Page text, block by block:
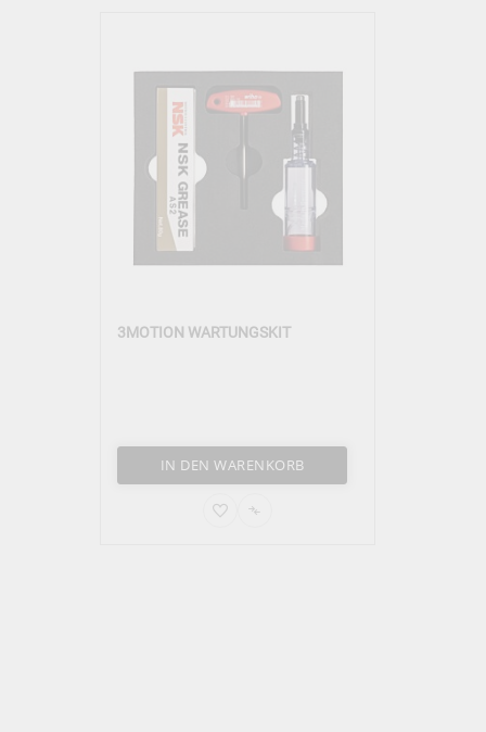
3MOTION WARTUNGSKIT
IN DEN WARENKORB